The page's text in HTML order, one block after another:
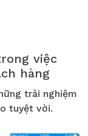
việc
hàng
trải nghiệm
tuyệt vời.